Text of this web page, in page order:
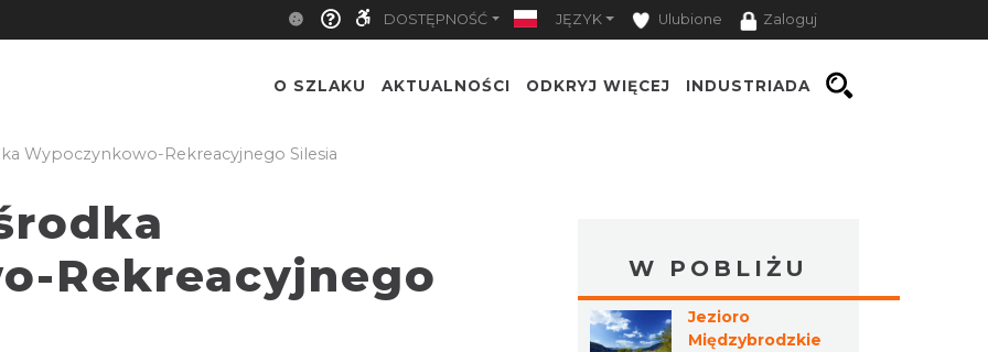
DOSTĘPNOŚĆ JĘZYK Ulubione Zaloguj
O SZLAKU AKTUALNOŚCI ODKRYJ WIĘCEJ INDUSTRIADA
Wypoczynkowo-Rekreacyjnego Silesia
Rekreacyjnego
W POBLIŻU
Jezioro
Międzybrodzkie